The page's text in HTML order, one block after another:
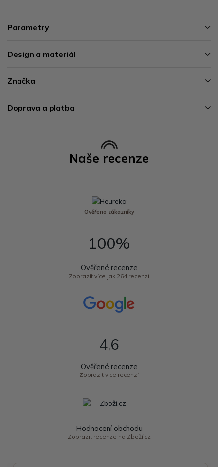
Parametry
Design a materiál
Značka
Doprava a platba
Naše recenze
Ověřeno zákazníky
100%
Ověřené recenze
Zobrazit více jak 264 recenzí
4,6
Ověřené recenze
Zobrazit více recenzí
Hodnocení obchodu
Zobrazit recenze na Zboží.cz